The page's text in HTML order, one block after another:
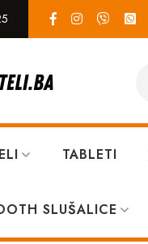
TABLETI
SLUŠALICE
Flet tipki Poco M3